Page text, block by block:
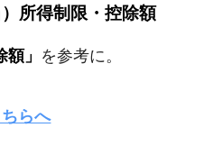
所得制限・控除額
」 を参考に。
ちらへ